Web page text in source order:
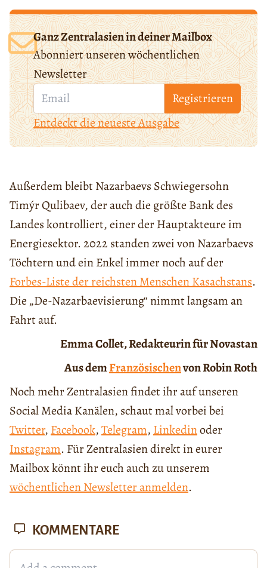
Ganz Zentralasien in deiner Mailbox
Abonniert unseren wöchentlichen
Newsletter
Registrieren
Entdeckt die neueste Ausgabe
Außerdem bleibt Nazarbaevs Schwiegersohn
Timýr Qulibaev, der auch die größte Bank des
Landes kontrolliert, einer der Hauptakteure im
Energiesektor. 2022 standen zwei von Nazarbaevs
Töchtern und ein Enkel immer noch auf der
Forbes-Liste der reichsten Menschen Kasachstans.
Die „De-Nazarbaevisierung“ nimmt langsam an
Fahrt auf.
Emma Collet, Redakteurin für Novastan
Aus demFranzösischenvon Robin Roth
Noch mehr Zentralasien findet ihr auf unseren
Social Media Kanälen, schaut mal vorbei bei
Twitter, Facebook,Telegram, Linkedinoder
Instagram. Für Zentralasien direkt in eurer
Mailbox könnt ihr euch auch zu unserem
wöchentlichen Newsletter anmelden.
KOMMENTARE